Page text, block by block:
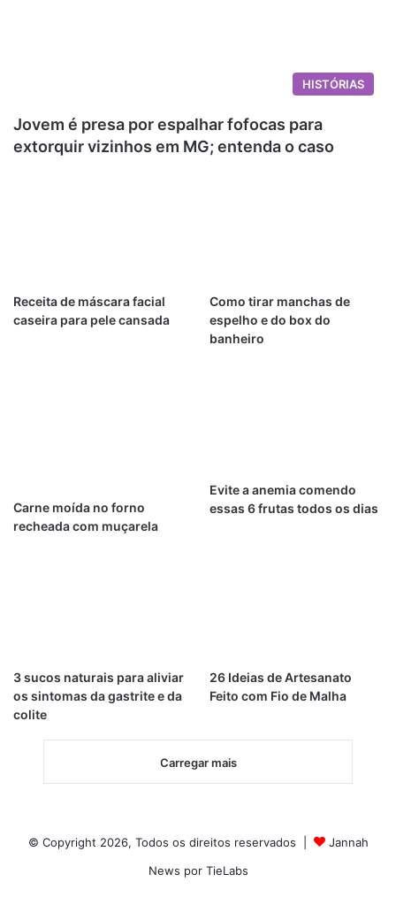
HISTÓRIAS
Jovem é presa por espalhar fofocas para
extorquir vizinhos em MG; entenda o caso
Receita de máscara facial
caseira para pele cansada
Como tirar manchas de
espelho e do box do
banheiro
Carne moída no forno
recheada com muçarela
Evite a anemia comendo
essas 6 frutas todos os dias
3 sucos naturais para aliviar
os sintomas da gastrite e da
colite
26 Ideias de Artesanato
Feito com Fio de Malha
Carregar mais
© Copyright 2026, Todos os direitos reservados |
Jannah
News por TieLabs